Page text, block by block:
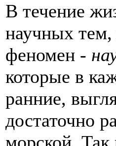
В течение
научных тем,
феномен -
которые в
ранние,
достаточно